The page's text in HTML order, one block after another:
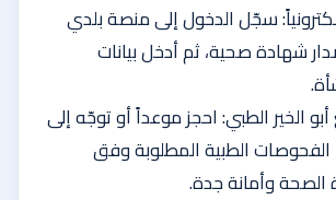
سجّل الدخول إلى منصة بلدي
شهادة صحية، ثم أدخل بيانات
الخير الطبي: احجز موعداً أو توجّه إلى
الفحوصات الطبية المطلوبة وفق
الصحة وأمانة جدة.